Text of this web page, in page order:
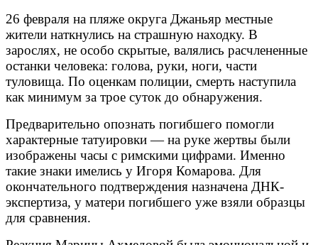
26 февраля на пляже округа Джаньяр местные
жители наткнулись на страшную находку. В
зарослях, не особо скрытые, валялись расчлененные
останки человека: голова, руки, ноги, части
туловища. По оценкам полиции, смерть наступила
как минимум за трое суток до обнаружения.
Предварительно опознать погибшего помогли
характерные татуировки — на руке жертвы были
изображены часы с римскими цифрами. Именно
такие знаки имелись у Игоря Комарова. Для
окончательного подтверждения назначена ДНК-
экспертиза, у матери погибшего уже взяли образцы
для сравнения.